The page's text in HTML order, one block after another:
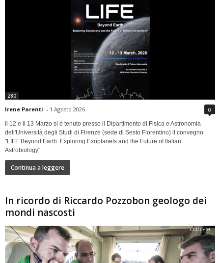
280
Irene Parenti - 1 Agosto 2026 0
Il 12 e il 13 Marzo si è tenuto presso il Dipartimento di Fisica e Astronomia
dell'Università degli Studi di Firenze (sede di Sesto Fiorentino) il convegno
"LIFE Beyond Earth. Exploring Exoplanets and the Future of Italian
Astrobiology"
Continua a leggere
In ricordo di Riccardo Pozzobon geologo dei
mondi nascosti